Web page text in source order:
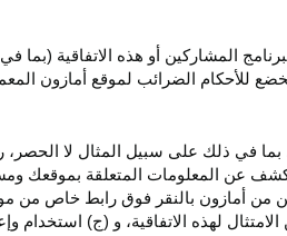
المشاركين أو هذه الاتفاقية
للأحكام الضرائب لموقع أمازون
في ذلك على سبيل المثال لا الحصر،
عن المعلومات المتعلقة بموقعك
من أمازون بالنقر فوق رابط خاص
لهذه الاتفاقية، و (ج)